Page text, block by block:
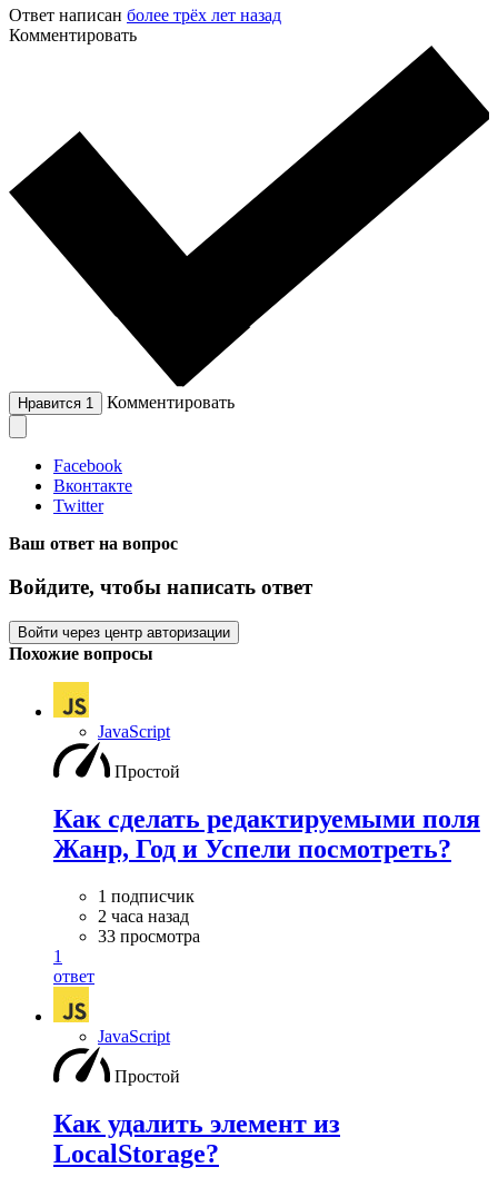
Ответ написан более трёх лет назад
Комментировать
Нравится 1 Комментировать
Facebook
Вконтакте
Twitter
Ваш ответ на вопрос
Войдите, чтобы написать ответ
Войти через центр авторизации
Похожие вопросы
JavaScript
Простой
Как сделать редактируемыми поля
Жанр, Год и Успели посмотреть?
1 подписчик
2 часа назад
33 просмотра
1
ответ
JavaScript
Простой
Как удалить элемент из
LocalStorage?